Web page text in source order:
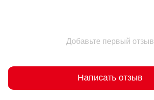
Добавьте первый отзыв
Написать отзыв